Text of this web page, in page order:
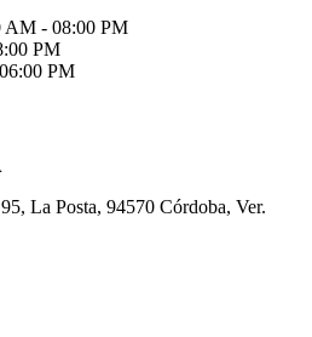
AM - 08:00 PM
PM
PM
La Posta, 94570 Córdoba, Ver.